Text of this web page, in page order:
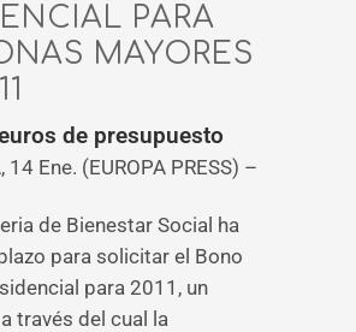
PARA
MAYORES
de presupuesto
14 Ene. (EUROPA PRESS) –
de Bienestar Social ha
para solicitar el Bono
para 2011, un
través del cual la